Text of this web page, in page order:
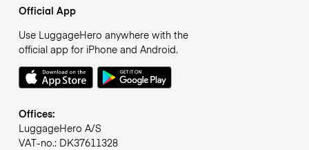
Official App
Use LuggageHero anywhere with the
official app for iPhone and Android.
Offices:
LuggageHero A/S
VAT-no.: DK37611328